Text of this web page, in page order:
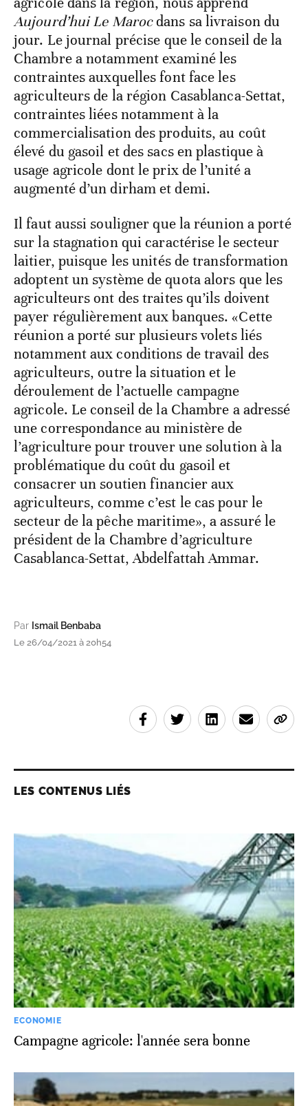
Aujourd’hui Le Marocdans sa livraison du
jour. Le journal précise que le conseil de la
Chambre a notamment examiné les
contraintes auxquelles font face les
agriculteurs de la région Casablanca-Settat,
contraintes liées notamment à la
commercialisation des produits, au coût
élevé du gasoil et des sacs en plastique à
usage agricole dont le prix de l’unité a
augmenté d’un dirham et demi.
Il faut aussi souligner que la réunion a porté
sur la stagnation qui caractérise le secteur
laitier, puisque les unités de transformation
adoptent un système de quota alors que les
agriculteurs ont des traites qu’ils doivent
payer régulièrement aux banques. «Cette
réunion a porté sur plusieurs volets liés
notamment aux conditions de travail des
agriculteurs, outre la situation et le
déroulement de l’actuelle campagne
agricole. Le conseil de la Chambre a adressé
une correspondance au ministère de
l’agriculture pour trouver une solution à la
problématique du coût du gasoil et
consacrer un soutien financier aux
agriculteurs, comme c’est le cas pour le
secteur de la pêche maritime», a assuré le
président de la Chambre d’agriculture
Casablanca-Settat, Abdelfattah Ammar.
Par Ismail Benbaba
Le 26/04/2021 à 20h54
LES CONTENUS LIÉS
ECONOMIE
Campagne agricole: l'année sera bonne